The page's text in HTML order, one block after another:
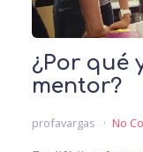
¿Por qué
mentor?
profavargas No